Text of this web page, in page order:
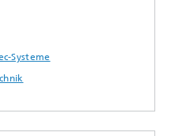
Systeme